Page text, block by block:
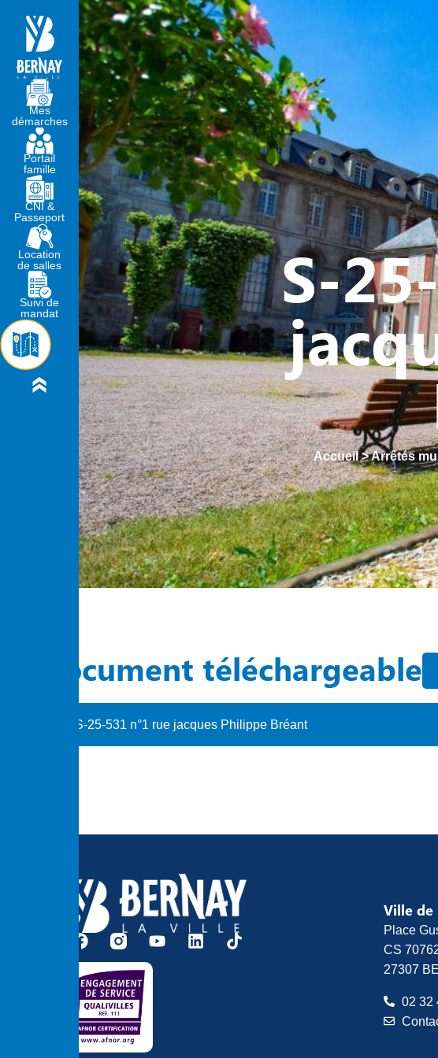
MA MAIRIE VIVRE À BERNAY
S-
Accueil>Arrêtés
Document téléchargeable
S-25-531 n°1 rue jacques Philippe Bréant
Mes
démarches
Portail
famille
CNI &
Passeport
Location
de salles
Suivi de
mandat
Ville de
Place
CS
27307
02 32